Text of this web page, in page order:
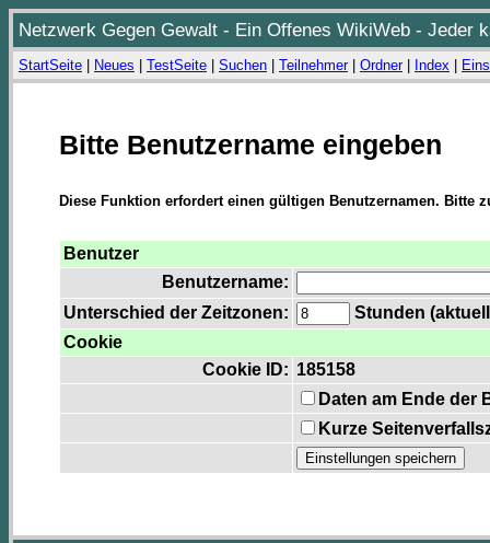
Netzwerk Gegen Gewalt - Ein Offenes WikiWeb - Jeder
StartSeite Neues TestSeite Suchen Teilnehmer| Ordner| Index
Bitte Benutzername eingeben
Diese Funktion erfordert einen gültigen Benutzernamen. Bitte
Benutzer
Benutzername:
Unterschied der Zeitzonen:
Stunden
Cookie
Cookie ID: 185158
Daten am Ende der
Kurze